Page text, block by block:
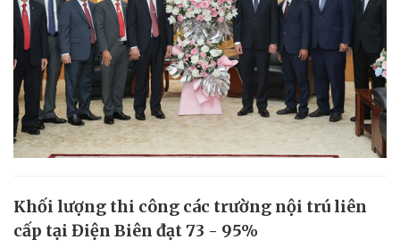
Khối lượng thi công các trường nội trú liên
cấp tại Điện Biên đạt 73 - 95%